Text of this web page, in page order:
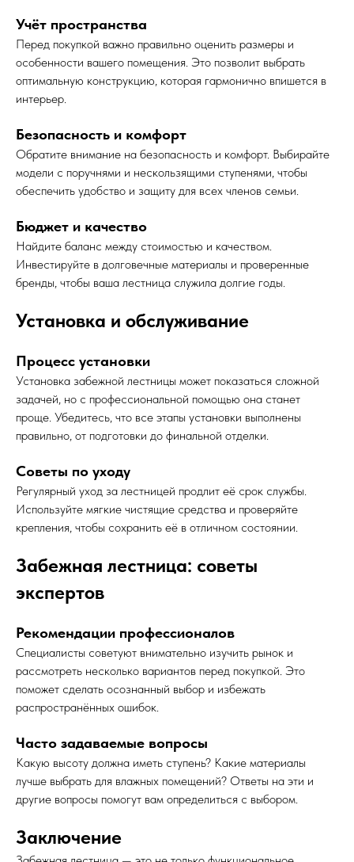
Учёт пространства
Перед покупкой важно правильно оценить размеры и
особенности вашего помещения. Это позволит выбрать
оптимальную конструкцию, которая гармонично впишется в
интерьер.
Безопасность и комфорт
Обратите внимание на безопасность и комфорт. Выбирайте
модели с поручнями и нескользящими ступенями, чтобы
обеспечить удобство и защиту для всех членов семьи.
Бюджет и качество
Найдите баланс между стоимостью и качеством.
Инвестируйте в долговечные материалы и проверенные
бренды, чтобы ваша лестница служила долгие годы.
Установка и обслуживание
Процесс установки
Установка забежной лестницы может показаться сложной
задачей, но с профессиональной помощью она станет
проще. Убедитесь, что все этапы установки выполнены
правильно, от подготовки до финальной отделки.
Советы по уходу
Регулярный уход за лестницей продлит её срок службы.
Используйте мягкие чистящие средства и проверяйте
крепления, чтобы сохранить её в отличном состоянии.
Забежная лестница: советы
экспертов
Рекомендации профессионалов
Специалисты советуют внимательно изучить рынок и
рассмотреть несколько вариантов перед покупкой. Это
поможет сделать осознанный выбор и избежать
распространённых ошибок.
Часто задаваемые вопросы
Какую высоту должна иметь ступень? Какие материалы
лучше выбрать для влажных помещений? Ответы на эти и
другие вопросы помогут вам определиться с выбором.
Заключение